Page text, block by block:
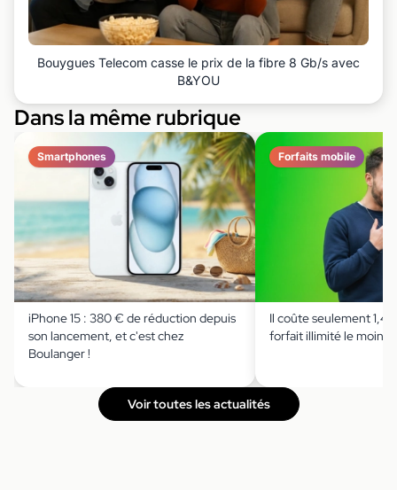
Bouygues Telecom casse le prix de la fibre 8 Gb/s avec
B&YOU
Dans la même rubrique
Smartphones
iPhone 15 : 380 € de réduction depuis
son lancement, et c'est chez
Boulanger !
Forfaits mobile
Il coûte seulement
forfait illimité le moins
Voir toutes les actualités